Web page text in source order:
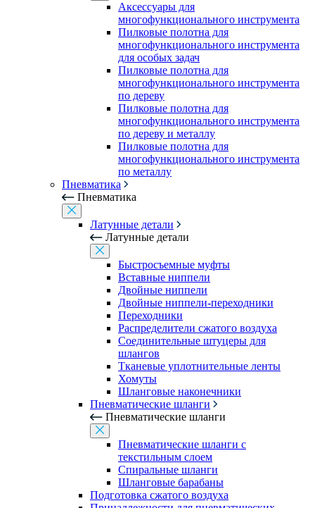
Аксессуары для
многофункционального инструмента
Пилковые полотна для
многофункционального инструмента
для особых задач
Пилковые полотна для
многофункционального инструмента
по дереву
Пилковые полотна для
многофункционального инструмента
по дереву и металлу
Пилковые полотна для
многофункционального инструмента
по металлу
Пневматика
Пневматика
Латунные детали
Латунные детали
Быстросъемные муфты
Вставные ниппели
Двойные ниппели
Двойные ниппели-переходники
Переходники
Распределители сжатого воздуха
Соединительные штуцеры для
шлангов
Тканевые уплотнительные ленты
Хомуты
Шланговые наконечники
Пневматические шланги
Пневматические шланги
Пневматические шланги с
текстильным слоем
Спиральные шланги
Шланговые барабаны
Подготовка сжатого воздуха